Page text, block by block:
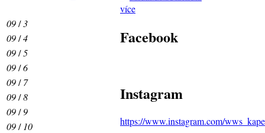
09/3
09/4
09/5
09/6
09/7
09/8
09/9
09/ 10
více
Facebook
Instagram
https://www.instagram.com/